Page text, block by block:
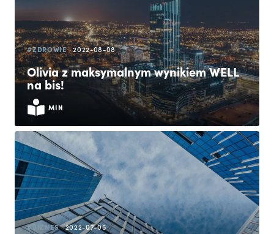
#ZDROWIE 2022-08-08
Olivia z maksymalnym wynikiem WELL
na bis!
MIN
#BIZNES 2022-07-05